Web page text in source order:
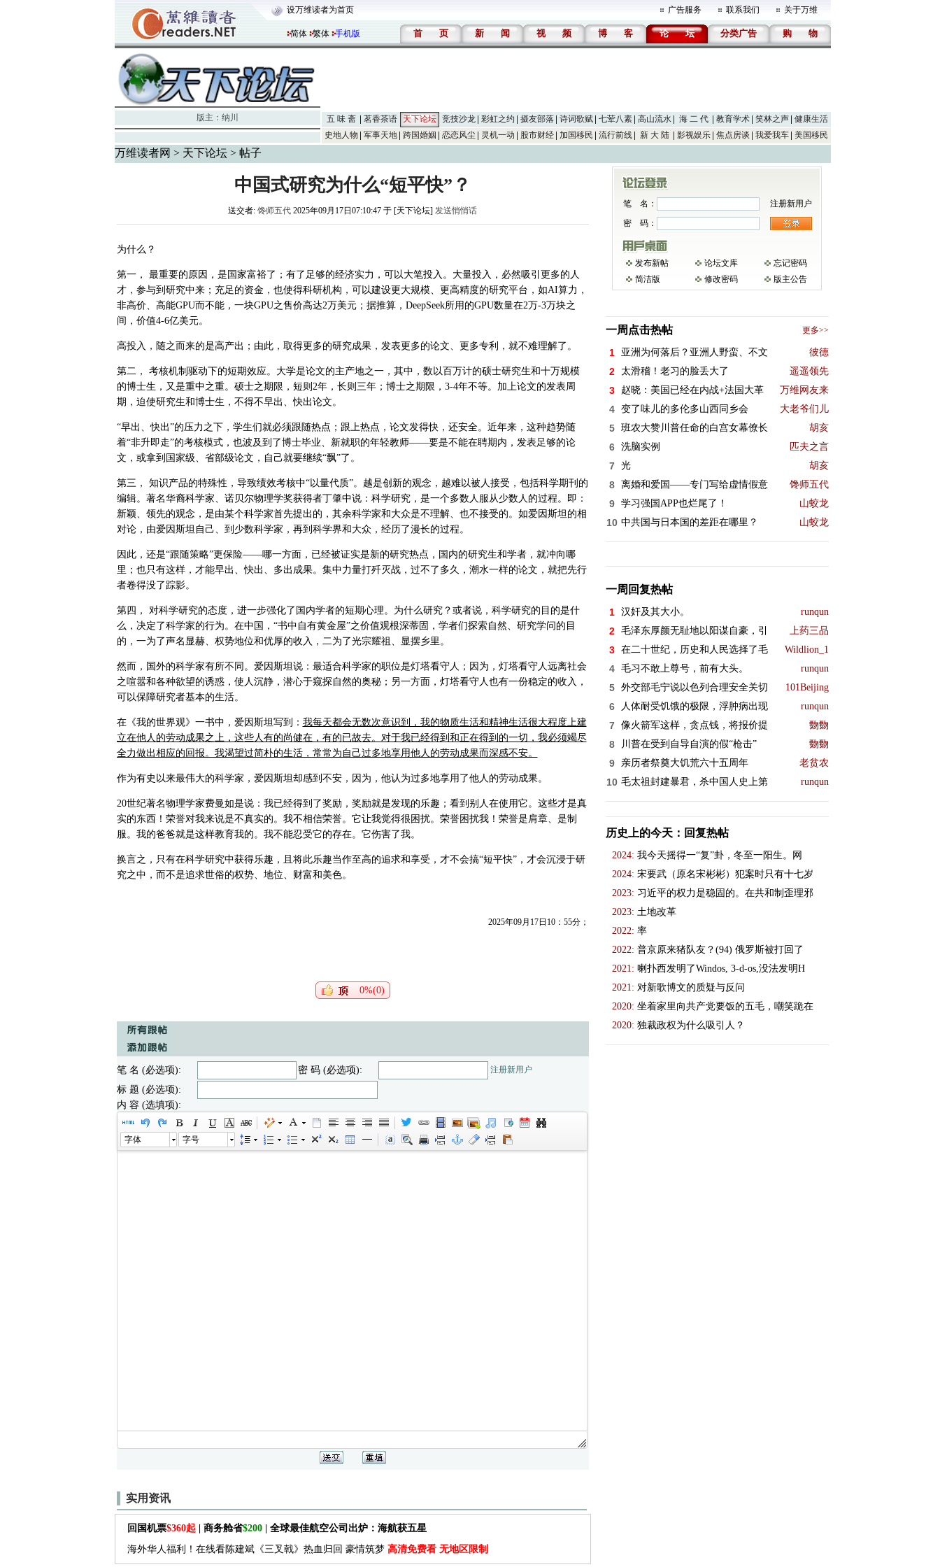
设万维读者为首页 广告服务 联系我们 关于万维
简体 繁体 手机版 首 页 新 闻 视 频 博 客 论 坛 分类广告 购 物
版主： 纳川 五 味 斋 茗香茶语 天下论坛 竞技沙龙 彩虹之约 摄友部落 诗词歌赋 七荤八素 高山流水 海 二 代 教育学术 笑林之声
健康生活
史地人物
军事天地 跨国婚姻 恋恋风尘 灵机一动 股市财经 加国移民 流行前线 新 大 陆 影视娱乐 焦点房谈 我爱我车 美国移民
万维读者网 > 天下论坛> 帖子
中国式研究为什么“短平快”？
送交者: 馋师五代 2025年09月17日07:10:47 于 [天下论坛] 发送悄悄话
为什么？
第一，
最重要的原因，是国家富裕了；有了足够的经济实力，可以大笔投入。大量投入，必然吸引更多的人
才，参与到研究中来；充足的资金，也使得科研机构，可以建设更大规模、更高精度的研究平台，如AI算力，
非高价、高能GPU而不能，一块GPU之售价高达2万美元；据推算，DeepSeek所用的GPU数量在2万-3万块之
间，价值4-6亿美元。
高投入，随之而来的是高产出；由此，取得更多的研究成果，发表更多的论文、更多专利，就不难理解了。
第二，
考核机制驱动下的短期效应。大学是论文的主产地之一，其中，数以百万计的硕士研究生和十万规模
的博士生，又是重中之重。硕士之期限，短则2年，长则三年；博士之期限，3-4年不等。加上论文的发表周
期，迫使研究生和博士生，不得不早出、快出论文。
“早出、快出”的压力之下，学生们就必须跟随热点；跟上热点，论文发得快，还安全。近年来，这种趋势随
着“非升即走”的考核模式，也波及到了博士毕业、新就职的年轻教师——要是不能在聘期内，发表足够的论
文，或拿到国家级、省部级论文，自己就要继续“飘”了。
第三，
知识产品的特殊性，导致绩效考核中“以量代质”。越是创新的观念，越难以被人接受，包括科学期刊的
编辑。著名华裔科学家、诺贝尔物理学奖获得者丁肇中说： 科学研究，是一个多数人服从少数人的过程。 即：
新颖、领先的观念，是由某个科学家首先提出的，其余科学家和大众是不理解、也不接受的。如爱因斯坦的相
对论，由爱因斯坦自己、到少数科学家，再到科学界和大众，经历了漫长的过程。
因此，还是“跟随策略”更保险——哪一方面，已经被证实是新的研究热点，国内的研究生和学者，就冲向哪
里；也只有这样，才能早出、快出、多出成果。集中力量打歼灭战，过不了多久，潮水一样的论文，就把先行
者卷得没了踪影。
第四，
对科学研究的态度，进一步强化了国内学者的短期心理。为什么研究？或者说，科学研究的目的是什
么，决定了科学家的行为。在中国，“书中自有黄金屋”之价值观根深蒂固，学者们探索自然、研究学问的目
的，一为了声名显赫、权势地位和优厚的收入，二为了光宗耀祖、显摆乡里。
然而，国外的科学家有所不同。爱因斯坦说：最适合科学家的职位是灯塔看守人；因为，灯塔看守人远离社会
之喧嚣和各种欲望的诱惑，使人沉静，潜心于窥探自然的奥秘；另一方面，灯塔看守人也有一份稳定的收入，
可以保障研究者基本的生活。
在《我的世界观》一书中，爱因斯坦写到： 我每天都会无数次意识到，我的物质生活和精神生活很大程度上建
立在他人的劳动成果之上，这些人有的尚健在，有的已故去。对于我已经得到和正在得到的一切，我必须竭尽
全力做出相应的回报。我渴望过简朴的生活，常常为自己过多地享用他人的劳动成果而深感不安。
作为有史以来最伟大的科学家，爱因斯坦却感到不安，因为，他认为过多地享用了他人的劳动成果。
20世纪著名物理学家费曼如是说： 我已经得到了奖励，奖励就是发现的乐趣；看到别人在使用它。这些才是真
实的东西！荣誉对我来说是不真实的。我不相信荣誉。它让我觉得很困扰。荣誉困扰我！荣誉是肩章、是制
服。我的爸爸就是这样教育我的。我不能忍受它的存在。它伤害了我。
换言之，只有在科学研究中获得乐趣，且将此乐趣当作至高的追求和享受，才不会搞“短平快”， 才会沉浸于研
究之中，而不是追求世俗的权势、地位、财富和美色。
2025年09月17日10：55分；
0%(0)
笔 名 (必选项): 密 码 (必选项): 注册新用户
标 题 (必选项):
内 容 (选填项):
字体 字号
实用资讯
回国机票$360起 | 商务舱省$200| 全球最佳航空公司出炉：海航获五星
海外华人福利！在线看陈建斌《三叉戟》热血归回 豪情筑梦 高清免费看 无地区限制
笔 名：
注册新用户
密 码：
发布新帖 论坛文库
忘记密码
简洁版
修改密码 版主公告
一周点击热帖 更多>>
1 亚洲为何落后？亚洲人野蛮、不文 彼德
2 太滑稽！老习的脸丢大了 遥遥领先
3 赵晓：美国已经在内战+法国大革 万维网友来
4 变了味儿的多伦多山西同乡会 大老爷们儿
5 班农大赞川普任命的白宫女幕僚长 胡亥
6 洗脑实例 匹夫之言
7 光 胡亥
8 离婚和爱国——专门写给虚情假意 馋师五代
9 学习强国APP也烂尾了！ 山蛟龙
10 中共国与日本国的差距在哪里？ 山蛟龙
一周回复热帖
1 汉奸及其大小。 runqun
2 毛泽东厚颜无耻地以阳谋自豪，引 上药三品
3 在二十世纪，历史和人民选择了毛 Wildlion_1
4 毛习不敢上尊号，前有大头。 runqun
5 外交部毛宁说以色列合理安全关切 101Beijing
6 人体耐受饥饿的极限，浮肿病出现 runqun
7 像火箭军这样，贪点钱，将报价提 覅覅
8 川普在受到自导自演的假“枪击” 覅覅
9 亲历者祭奠大饥荒六十五周年 老贫农
10 毛太祖封建暴君，杀中国人史上第 runqun
历史上的今天：回复热帖
2024: 我今天摇得一“复”卦，冬至一阳生。网
2024: 宋要武（原名宋彬彬）犯案时只有十七岁
2023: 习近平的权力是稳固的。在共和制歪理邪
2023: 土地改革
2022: 率
2022: 普京原来猪队友？(94) 俄罗斯被打回了
2021: 喇扑西发明了Windos, 3-d-os,没法发明H
2021: 对新歌博文的质疑与反问
2020: 坐着家里向共产党要饭的五毛，嘲笑跪在
2020: 独裁政权为什么吸引人？